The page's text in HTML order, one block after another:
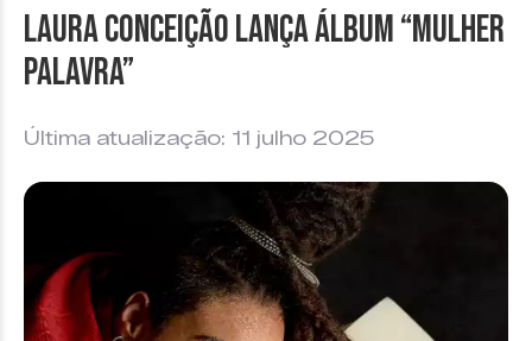
Laura Conceição lança álbum “Mulher
Palavra”
Última atualização: 11 julho 2025